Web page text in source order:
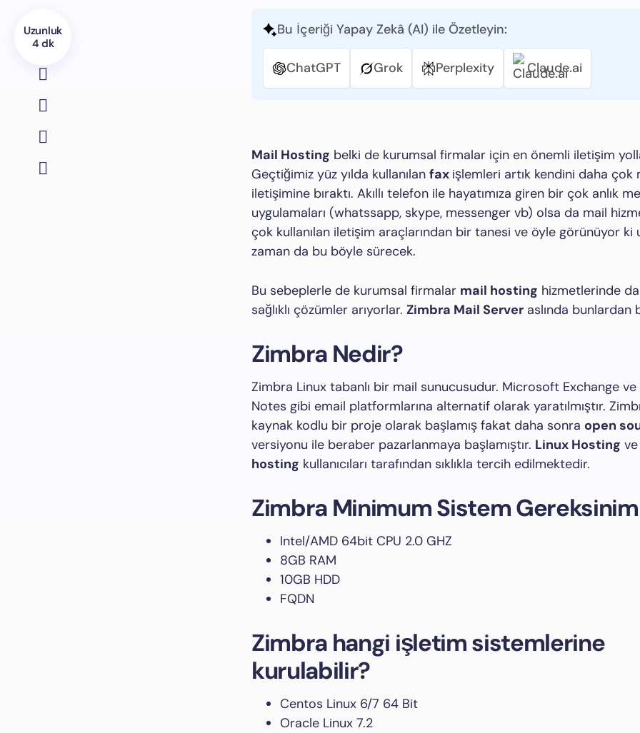
Uzunluk
4 dk
Bu İçeriği Yapay Zekâ (AI) ile Özetleyin:
ChatGPT Grok Perplexity Claude.ai
Mail Hosting belki de kurumsal firmalar için en önemli iletişim
Geçtiğimiz yüz yılda kullanılan fax işlemleri artık kendini daha çok
iletişimine bıraktı. Akıllı telefon ile hayatımıza giren bir çok anlık
uygulamaları (whatssapp, skype, messenger vb) olsa da mail
çok kullanılan iletişim araçlarından bir tanesi ve öyle görünüyor ki
zaman da bu böyle sürecek.
Bu sebeplerle de kurumsal firmalar mail hosting hizmetlerinde
sağlıklı çözümler arıyorlar. Zimbra Mail Server aslında bunlardan
Zimbra Nedir?
Zimbra Linux tabanlı bir mail sunucusudur. Microsoft Exchange
Notes gibi email platformlarına alternatif olarak yaratılmıştır.
kaynak kodlu bir proje olarak başlamış fakat daha sonra open
versiyonu ile beraber pazarlanmaya başlamıştır. Linux Hosting ve
hosting kullanıcıları tarafından sıklıkla tercih edilmektedir.
Zimbra Minimum Sistem
Intel/AMD 64bit CPU 2.0 GHZ
8GB RAM
10GB HDD
FQDN
Zimbra hangi işletim sistemlerine
kurulabilir?
Centos Linux 6/7 64 Bit
Oracle Linux 7.2